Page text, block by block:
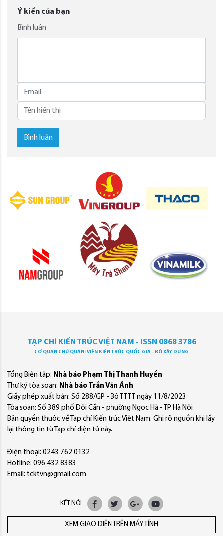
Ý kiến của bạn
Bình luận
Bình luận
TẠP CHÍ KIẾN TRÚC VIỆT NAM - ISSN 0868 3786
CƠ QUAN CHỦ QUẢN: VIỆN KIẾN TRÚC QUỐC GIA - BỘ XÂY DỰNG
Tổng Biên tập: Nhà báo Phạm Thị Thanh Huyền
Thư ký tòa soạn: Nhà báo Trần Văn Ánh
Giấy phép xuất bản: Số 288/GP - Bộ TTTT ngày 11/8/2023
Tòa soạn: Số 389 phố Đội Cấn - phường Ngọc Hà - TP Hà Nội
Bản quyền thuộc về Tạp chí Kiến trúc Việt Nam. Ghi rõ nguồn khi lấy
lại thông tin từ Tạp chí điện tử này.
Điện thoại: 0243 762 0132
Hotline: 096 432 8383
Email: tcktvn@gmail.com
KẾT NỐI
XEM GIAO DIỆN TRÊN MÁY TÍNH